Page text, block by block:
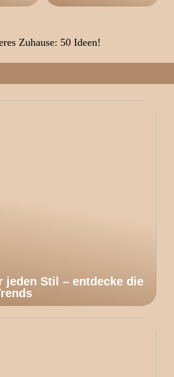
Zuhause: 50 Ideen!
jeden Stil – entdecke die